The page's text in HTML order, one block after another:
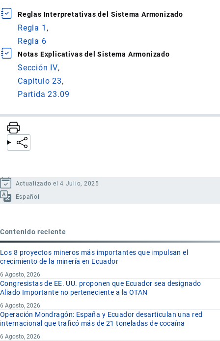
Reglas Interpretativas del Sistema Armonizado
Regla 1
Regla 6
Notas Explicativas del Sistema Armonizado
Sección IV
Capítulo 23
Partida 23.09
Actualizado el 4 Julio, 2025
Español
Contenido reciente
Los 8 proyectos mineros más importantes que impulsan el
crecimiento de la minería en Ecuador
6 Agosto, 2026
Congresistas de EE. UU. proponen que Ecuador sea designado
Aliado Importante no perteneciente a la OTAN
6 Agosto, 2026
Operación Mondragón: España y Ecuador desarticulan una red
internacional que traficó más de 21 toneladas de cocaína
6 Agosto, 2026